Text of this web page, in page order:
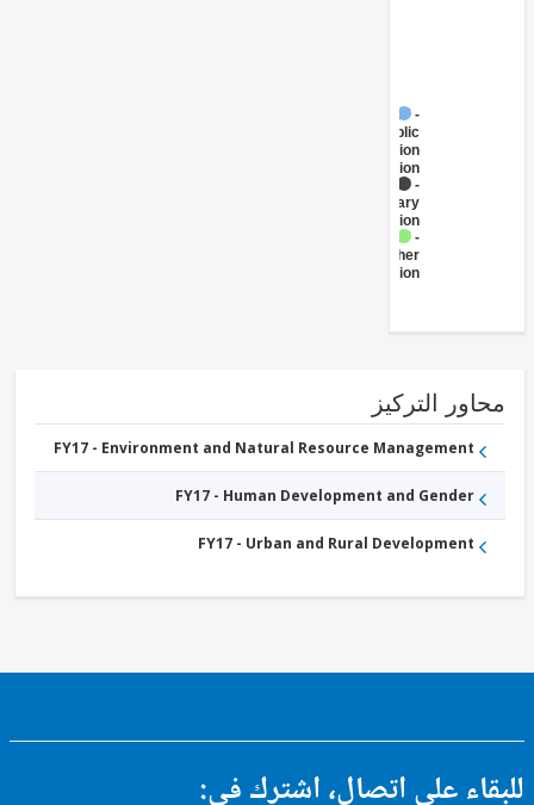
Administration
- Education
Education
Education
التركيز
FY17 - Environment and Natural Resource Management
FY17 - Human Development and Gender
FY17 - Urban and Rural Development
على اتصال، اشترك في: